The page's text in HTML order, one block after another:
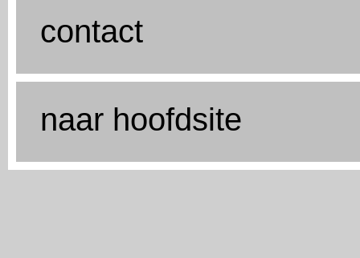
contact
naar hoofdsite